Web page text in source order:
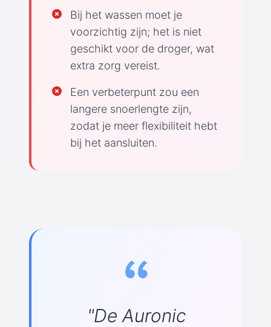
Bij het wassen moet je
voorzichtig zijn; het is niet
geschikt voor de droger, wat
extra zorg vereist.
Een verbeterpunt zou een
langere snoerlengte zijn,
zodat je meer flexibiliteit hebt
bij het aansluiten.
"De Auronic